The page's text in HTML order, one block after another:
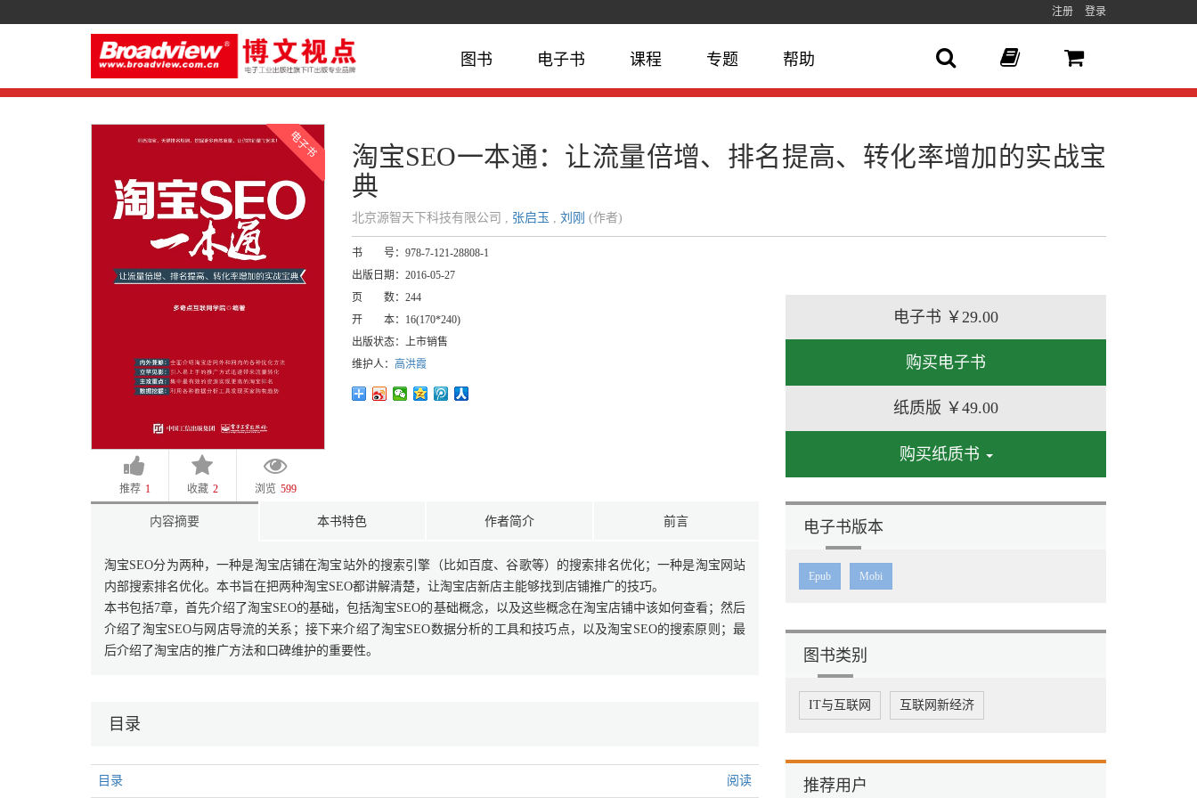
注册 登录
图书 电子书 课程 专题 帮助
推荐 1 收藏 2 浏览 599
淘宝SEO一本通：让流量倍增、排名提高、转化率增加的实战宝
典
北京源智天下科技有限公司 , 张启玉 , 刘刚 (作者)
书 号： 978-7-121-28808-1
出版日期： 2016-05-27
页 数： 244
开 本：
16(170*240)
出版状态： 上市销售
维护人：
高洪霞
电子书 ￥29.00
购买电子书
纸质版 ￥49.00
购买纸质书
内容摘要 本书特色 作者简介 前言
淘宝SEO分为两种，一种是淘宝店铺在淘宝站外的搜索引擎（比如百度、谷歌等）的搜索排名优化；一种是淘宝网站
内部搜索排名优化。本书旨在把两种淘宝SEO都讲解清楚，让淘宝店新店主能够找到店铺推广的技巧。
本书包括7章，首先介绍了淘宝SEO的基础，包括淘宝SEO的基础概念，以及这些概念在淘宝店铺中该如何查看；然后
介绍了淘宝SEO与网店导流的关系；接下来介绍了淘宝SEO数据分析的工具和技巧点，以及淘宝SEO的搜索原则；最
后介绍了淘宝店的推广方法和口碑维护的重要性。
目录
目录 阅读
电子书版本
Epub Mobi
图书类别
IT与互联网 互联网新经济
推荐用户